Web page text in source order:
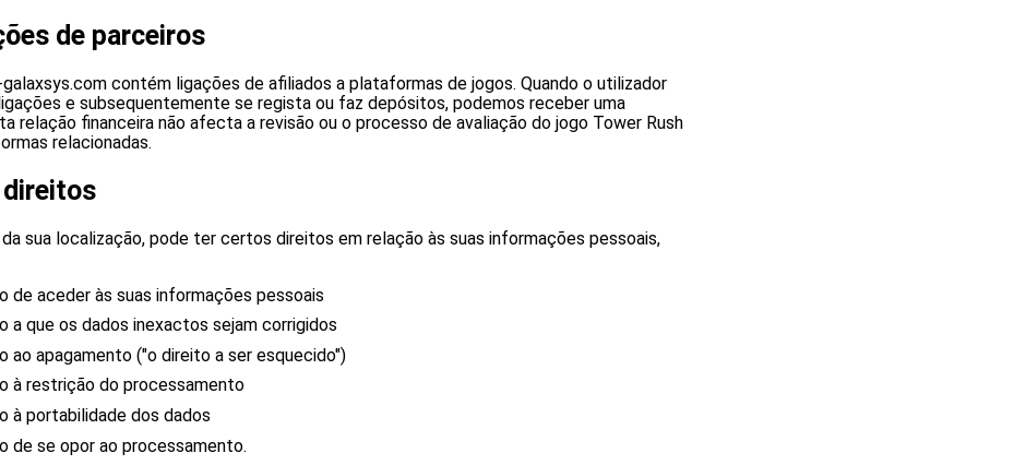
de parceiros
contém ligações de afiliados a plataformas de jogos. Quando o utilizador
e subsequentemente se regista ou faz depósitos, podemos receber uma
relação financeira não afecta a revisão ou o processo de avaliação do jogo Tower Rush
relacionadas.
direitos
sua localização, pode ter certos direitos em relação às suas informações pessoais,
de aceder às suas informações pessoais
a que os dados inexactos sejam corrigidos
ao apagamento ("o direito a ser esquecido")
à restrição do processamento
à portabilidade dos dados
de se opor ao processamento.